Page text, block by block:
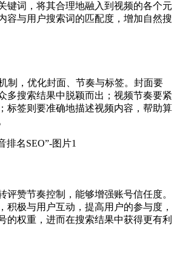
键词，将其合理地融入到视频的各个元
容与用户搜索词的匹配度，增加自然搜
制，优化封面、节奏与标签。封面要
多搜索结果中脱颖而出；视频节奏要紧
标签则要准确地描述视频内容，帮助算
评赞节奏控制，能够增强账号信任度。
积极与用户互动，提高用户的参与度，
的权重，进而在搜索结果中获得更有利